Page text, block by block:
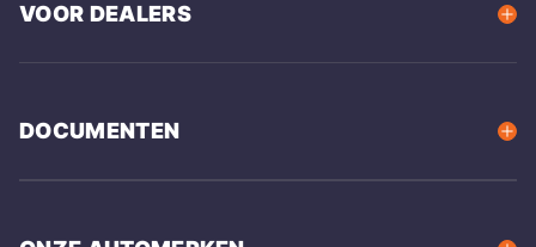
VOOR DEALERS
DOCUMENTEN